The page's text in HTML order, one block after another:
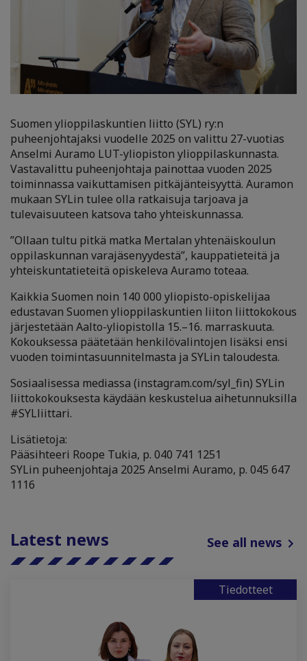
Suomen ylioppilaskuntien liitto (SYL) ry:n
puheenjohtajaksi vuodelle 2025 on valittu 27-vuotias
Anselmi Auramo LUT-yliopiston ylioppilaskunnasta.
Vastavalittu puheenjohtaja painottaa vuoden 2025
toiminnassa vaikuttamisen pitkäjänteisyyttä. Auramon
mukaan SYLin tulee olla ratkaisuja tarjoava ja
tulevaisuuteen katsova taho yhteiskunnassa.
”Ollaan tultu pitkä matka Mertalan yhtenäiskoulun
oppilaskunnan varajäsenyydestä”, kauppatieteitä ja
yhteiskuntatieteitä opiskeleva Auramo toteaa.
Kaikkia Suomen noin 140 000 yliopisto-opiskelijaa
edustavan Suomen ylioppilaskuntien liiton liittokokous
järjestetään Aalto-yliopistolla 15.–16. marraskuuta.
Kokouksessa päätetään henkilövalintojen lisäksi ensi
vuoden toimintasuunnitelmasta ja SYLin taloudesta.
Sosiaalisessa mediassa (instagram.com/syl_fin) SYLin
liittokokouksesta käydään keskustelua aihetunnuksilla
#SYLliittari.
Lisätietoja:
Pääsihteeri Roope Tukia, p. 040 741 1251
SYLin puheenjohtaja 2025 Anselmi Auramo, p. 045 647
1116
Latest news See all news
Tiedotteet